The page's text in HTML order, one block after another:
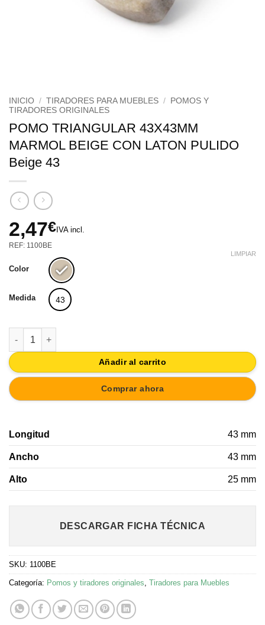
INICIO / TIRADORES PARA MUEBLES /
POMOS Y
TIRADORES ORIGINALES
POMO TRIANGULAR 43X43MM
MARMOL BEIGE CON LATON PULIDO
Beige 43
2,47€ IVA incl.
REF: 1100BE
Color
Medida 43
LIMPIAR
POMO TRIANGULAR 43X43MM MARMOL BEIGE CON LATON
Añadir al carrito
Comprar ahora
Longitud 43 mm
Ancho 43 mm
Alto 25 mm
DESCARGAR FICHA TÉCNICA
SKU: 1100BE
Categoría: Pomos y tiradores originales, Tiradores para Muebles